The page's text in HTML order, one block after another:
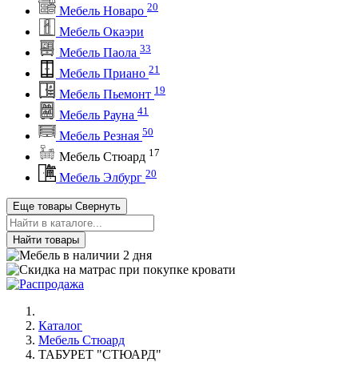
Мебель Новаро 20
Мебель Окаэри
Мебель Паола 33
Мебель Приано 21
Мебель Пьемонт 19
Мебель Рауна 41
Мебель Резная 50
Мебель Стюард 17
Мебель Элбург 20
Еще товары Свернуть
Найти товары
Каталог
Мебель Стюард
ТАБУРЕТ "СТЮАРД"